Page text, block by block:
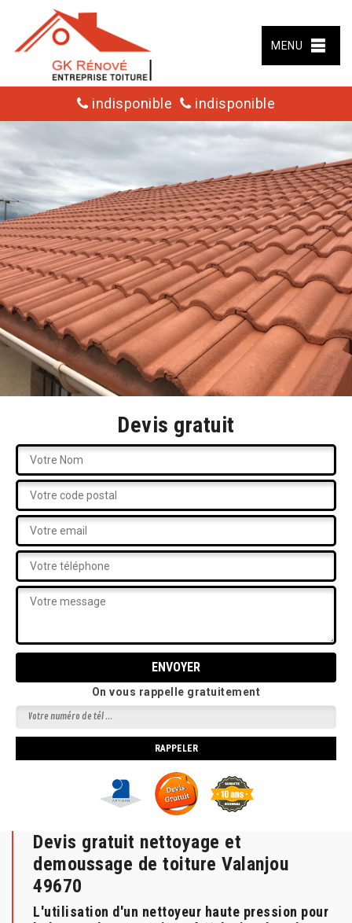
MENU
indisponible indisponible
Devis gratuit
On vous rappelle gratuitement
Devis gratuit nettoyage et
demoussage de toiture Valanjou
49670
L'utilisation d'un nettoyeur haute pression pour